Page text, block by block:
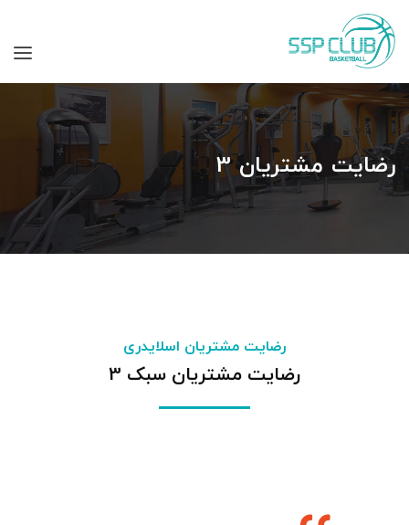
رضایت مشتریان 3
رضایت مشتریان اسلایدری
رضایت مشتریان سبک 3